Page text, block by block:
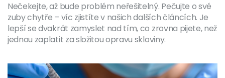
Nečekejte, až bude problém neřešitelný. Pečujte o své
zuby chytře – víc zjistíte v našich dalších článcích. Je
lepší se dvakrát zamyslet nad tím, co zrovna pijete, než
jednou zaplatit za složitou opravu skloviny.